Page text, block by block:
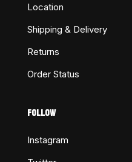
Location
Shipping & Delivery
Returns
Order Status
FOLLOW
Instagram